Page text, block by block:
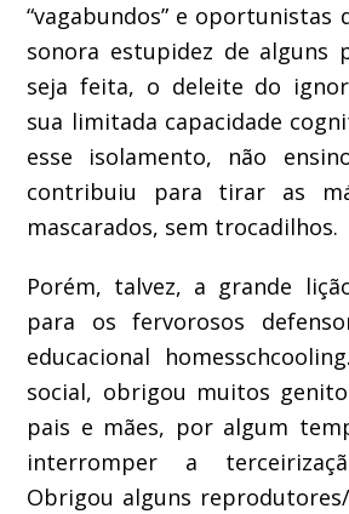
“vagabundos” e oportunistas
sonora estupidez de alguns
seja feita, o deleite do
sua limitada capacidade
esse isolamento, não
contribuiu
para tirar as
mascarados, sem trocadilhos.
Porém, talvez, a grande
para osfervorosos
educacional homesschcooling.
social, obrigou muitos
pais e mães, por algum
interromper a
Obrigou alguns reprodutores